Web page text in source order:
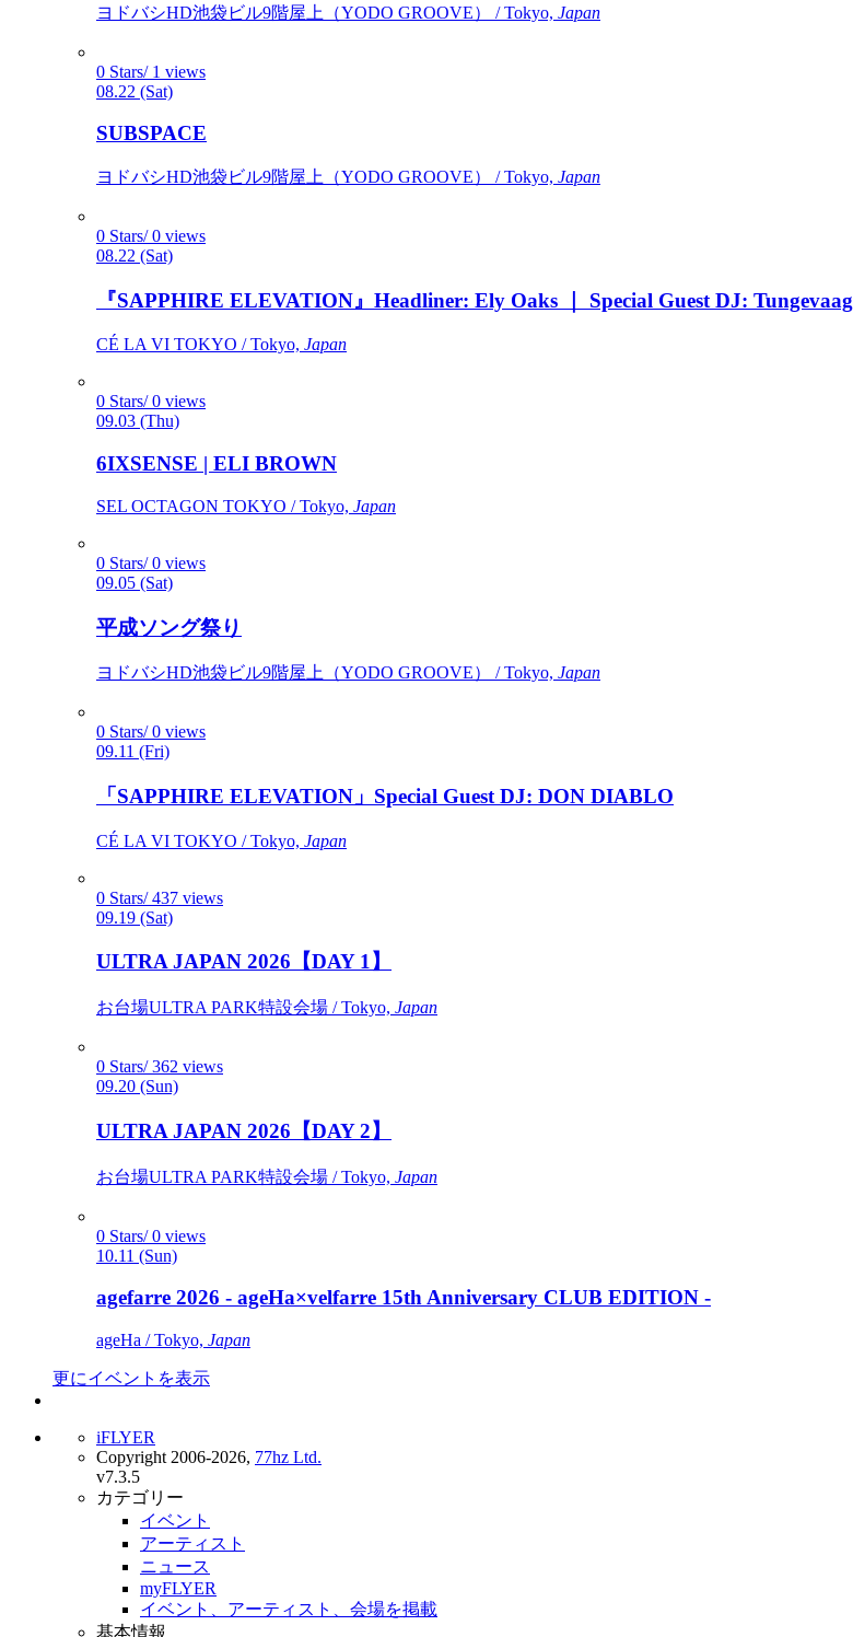
ヨドバシHD池袋ビル9階屋上（YODO GROOVE） / Tokyo, Japan
0 Stars/ 1 views
08.22 (Sat)
SUBSPACE
ヨドバシHD池袋ビル9階屋上（YODO GROOVE） / Tokyo, Japan
0 Stars/ 0 views
08.22 (Sat)
『SAPPHIRE ELEVATION』Headliner: Ely Oaks ｜ Special Guest DJ: Tungevaag
CÉ LA VI TOKYO / Tokyo, Japan
0 Stars/ 0 views
09.03 (Thu)
6IXSENSE | ELI BROWN
SEL OCTAGON TOKYO / Tokyo, Japan
0 Stars/ 0 views
09.05 (Sat)
平成ソング祭り
ヨドバシHD池袋ビル9階屋上（YODO GROOVE） / Tokyo, Japan
0 Stars/ 0 views
09.11 (Fri)
「SAPPHIRE ELEVATION」Special Guest DJ: DON DIABLO
CÉ LA VI TOKYO / Tokyo, Japan
0 Stars/ 437 views
09.19 (Sat)
ULTRA JAPAN 2026【DAY 1】
お台場ULTRA PARK特設会場 / Tokyo, Japan
0 Stars/ 362 views
09.20 (Sun)
ULTRA JAPAN 2026【DAY 2】
お台場ULTRA PARK特設会場 / Tokyo, Japan
0 Stars/ 0 views
10.11 (Sun)
agefarre 2026 - ageHa×velfarre 15th Anniversary CLUB EDITION -
ageHa / Tokyo, Japan
更にイベントを表示
iFLYER
Copyright 2006-2026, 77hz Ltd.
v7.3.5
カテゴリー
イベント
アーティスト
ニュース
myFLYER
イベント、アーティスト、会場を掲載
基本情報